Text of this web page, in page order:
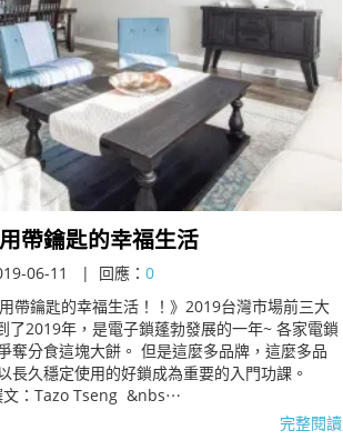
帶鑰匙的幸福生活
06-11 回應： 0
帶鑰匙的幸福生活！！》2019台灣市場前三大
2019年，是電子鎖蓬勃發展的一年~ 各家電鎖
奪分食這塊大餅。 但是這麼多品牌，這麼多品
長久穩定使用的好鎖成為重要的入門功課。
：Tazo Tseng &nbs⋯
完整閱讀